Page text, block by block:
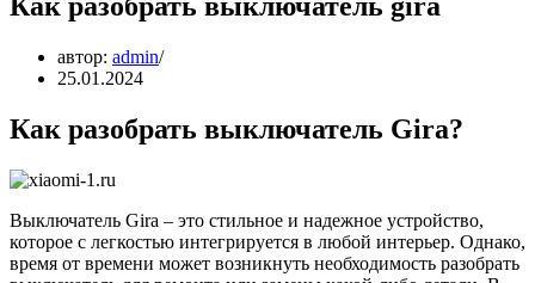
автор: admin
25.01.2024
Как разобрать выключатель Gira?
Выключатель Gira – это стильное и надежное устройство,
которое с легкостью интегрируется в любой интерьер. Однако,
время от времени может возникнуть необходимость разобрать